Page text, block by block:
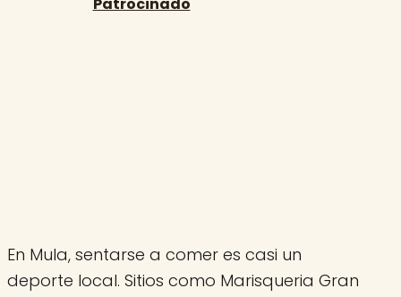
En Mula, sentarse a comer es casi un
deporte local. Sitios como Marisqueria Gran